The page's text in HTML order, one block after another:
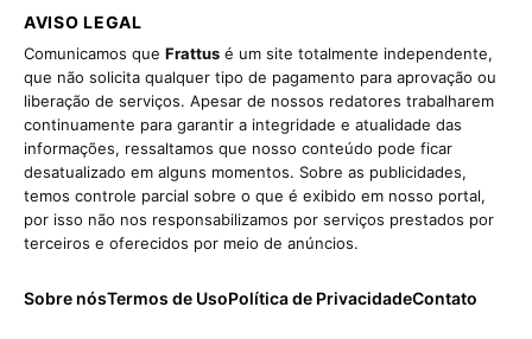
AVISO LEGAL
Comunicamos que Frattus é um site totalmente independente,
que não solicita qualquer tipo de pagamento para aprovação ou
liberação de serviços. Apesar de nossos redatores trabalharem
continuamente para garantir a integridade e atualidade das
informações, ressaltamos que nosso conteúdo pode ficar
desatualizado em alguns momentos. Sobre as publicidades,
temos controle parcial sobre o que é exibido em nosso portal,
por isso não nos responsabilizamos por serviços prestados por
terceiros e oferecidos por meio de anúncios.
Sobre nósTermos de UsoPolítica de PrivacidadeContato